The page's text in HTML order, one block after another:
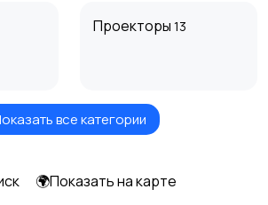
Проекторы 13
Домашние
все категории
🌍Показать на карте